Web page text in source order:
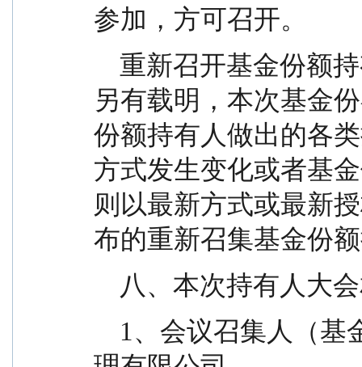
参加，方可召开。
另有载明，本次基金
份额持有人做出的各
方式发生变化或者基
则以最新方式或最新
布的重新召集基金份
八、本次持有人大